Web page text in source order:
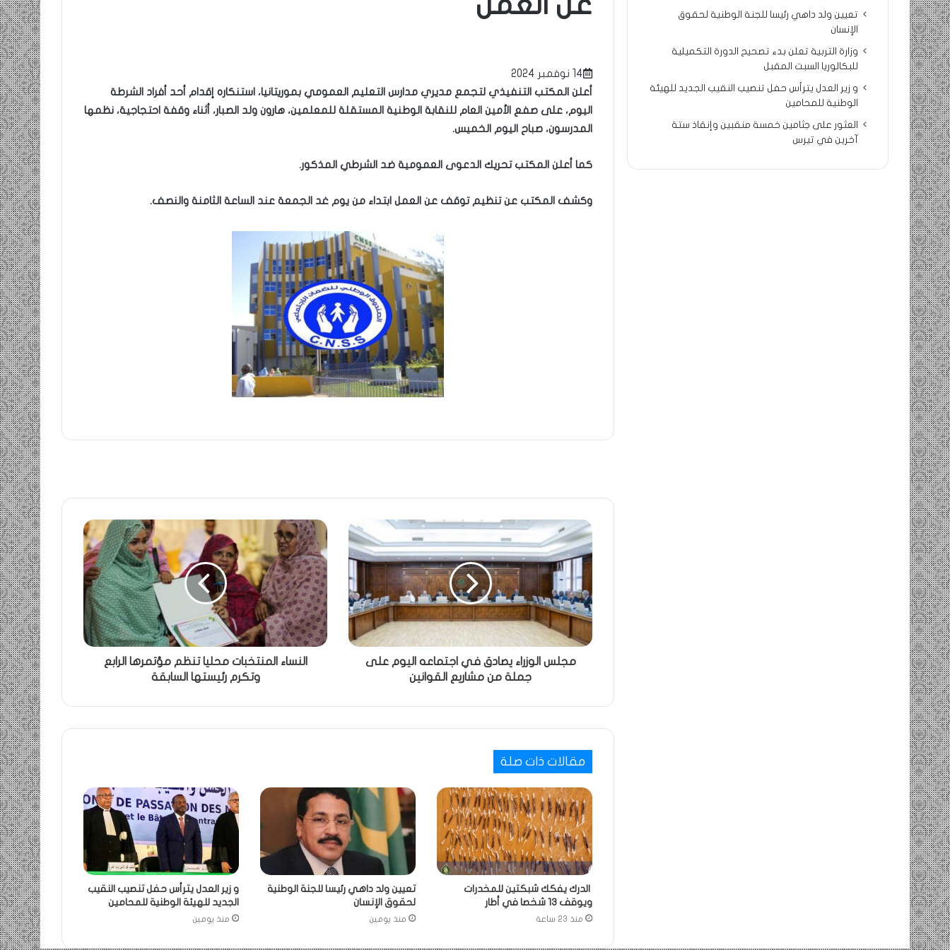
14 نوفمبر 2024
أعلن المكتب التنفيذي لتجمع مديري مدارس التعليم العمومي بموريتانيا، استنكاره إقدام أحد أفراد الشرطة
اليوم، على صفع الأمين العام للنقابة الوطنية المستقلة للمعلمين، هارون ولد الصبار، أثناء وقفة احتجاجية، نظمها
المدرسون، صباح اليوم الخميس.
كما أعلن المكتب تحريك الدعوى العمومية ضد الشرطي المذكور.
وكشف المكتب عن تنظيم توقف عن العمل ابتداء من يوم غد الجمعة عند الساعة الثامنة والنصف.
مجلس الوزراء يصادق في اجتماعه اليوم على
جملة من مشاريع القوانين
النساء المنتخبات محليا تنظم مؤتمرها الرابع
وتكرم رئيستها السابقة
مقالات ذات صلة
الدرك يفكك شبكتين للمخدرات
ويوقف 13 شخصا في أطار
منذ 23 ساعة
تعيين ولد داهي رئيسا للجنة الوطنية
لحقوق الإنسان
منذ يومين
و زير العدل يترأس حفل تنصيب النقيب
الجديد للهيئة الوطنية للمحامين
منذ يومين
تعيين ولد داهي رئيسا للجنة الوطنية لحقوق
الإنسان
وزارة التربية تعلن بدء تصحيح الدورة التكميلية
للبكالوريا السبت المقبل
و زير العدل يترأس حفل تنصيب النقيب الجديد للهيئة
الوطنية للمحامين
العثور على جثامين خمسة منقبين وإنقاذ ستة
آخرين في تيرس